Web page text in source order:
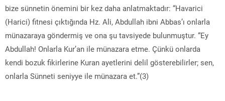
bize sünnetin önemini bir kez daha anlatmaktadır: “Havarici
(Harici) fitnesi çıktığında Hz. Ali, Abdullah ibni Abbas’ı onlarla
münazaraya göndermiş ve ona şu tavsiyede bulunmuştur. “Ey
Abdullah! Onlarla Kur’an ile münazara etme. Çünkü onlarda
kendi bozuk fikirlerine Kuran ayetlerini delil gösterebilirler; sen,
onlarla Sünneti seniyye ile münazara et.”(3)